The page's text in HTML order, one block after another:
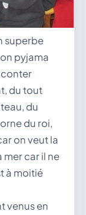
superbe
pyjama
du tout
du
du roi,
on veut la
mer car il ne
à moitié
venus en